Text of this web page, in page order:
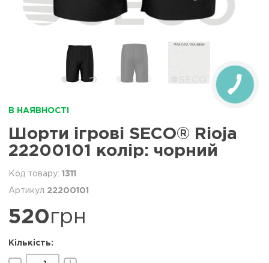
В НАЯВНОСТІ
Шорти ігрові SECO® Rioja
22200101 колiр: чорний
1311
22200101
520грн